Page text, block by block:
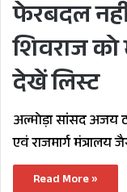
फेरबदल
शिवराज को
देखें लिस्ट
अल्मोड़ा सांसद अजय
एवं राजमार्ग मंत्रालय
Read More »